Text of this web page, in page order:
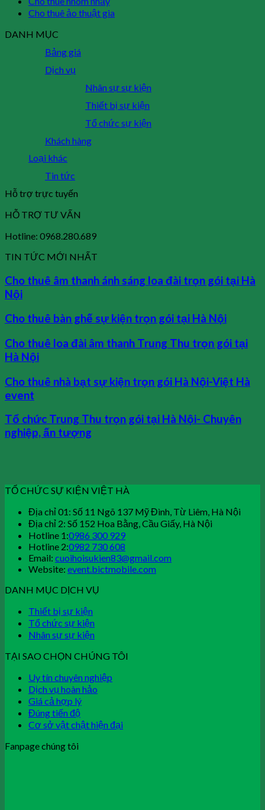
Cho thuê ảo thuật gia
DANH MỤC
Bảng giá
Dịch vụ
Nhân sự sự kiện
Thiết bị sự kiện
Tổ chức sự kiện
Khách hàng
Loại khác
Tin tức
Hỗ trợ trực tuyến
HỖ TRỢ TƯ VẤN
Hotline: 0968.280.689
TIN TỨC MỚI NHẤT
Cho thuê âm thanh ánh sáng loa đài trọn gói tại Hà
Nội
Cho thuê bàn ghế sự kiện trọn gói tại Hà Nội
Cho thuê loa đài âm thanh Trung Thu trọn gói tại
Hà Nội
Cho thuê nhà bạt sự kiện trọn gói Hà Nội-Việt Hà
event
Tổ chức Trung Thu trọn gói tại Hà Nội- Chuyên
nghiệp, ấn tượng
TỔ CHỨC SỰ KIỆN VIỆT HÀ
Địa chỉ 01: Số 11 Ngõ 137 Mỹ Đình, Từ Liêm, Hà Nội
Địa chỉ 2: Số 152 Hoa Bằng, Cầu Giấy, Hà Nội
Hotline 1:0986 300 929
Hotline 2:0982 730 608
Email: cuoihoisukien83@gmail.com
Website: event.bictmobile.com
DANH MỤC DỊCH VỤ
Thiết bị sự kiện
Tổ chức sự kiện
Nhân sự sự kiện
TẠI SAO CHỌN CHÚNG TÔI
Uy tín chuyên nghiệp
Dịch vụ hoàn hảo
Giá cả hợp lý
Đúng tiến độ
Cơ sở vật chật hiện đại
Fanpage chúng tôi